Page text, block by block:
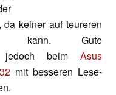
keiner auf teureren
kann. Gute
jedoch beim Asus
mit besseren Lese-